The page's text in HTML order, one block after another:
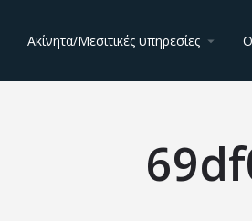
Ακίνητα/Μεσιτικές υπηρεσίες